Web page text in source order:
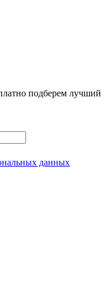
подберем лучший
данных